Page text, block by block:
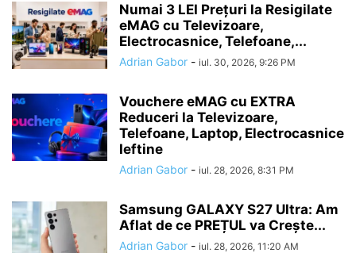
Numai 3 LEI Prețuri la Resigilate
eMAG cu Televizoare,
Electrocasnice, Telefoane,...
Adrian Gabor - iul. 30, 2026, 9:26 PM
Vouchere eMAG cu EXTRA
Reduceri la Televizoare,
Telefoane, Laptop, Electrocasnice
Ieftine
Adrian Gabor - iul. 28, 2026, 8:31 PM
Samsung GALAXY S27 Ultra: Am
Aflat de ce PREȚUL va Crește...
Adrian Gabor - iul. 28, 2026, 11:20 AM